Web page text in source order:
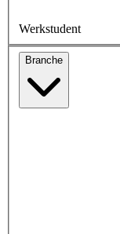
Werkstudent
Branche